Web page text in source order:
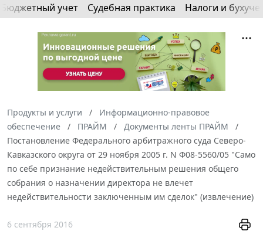
Бюджетный учет Судебная практика Налоги и
Продукты и услуги
Информационно-правовое
обеспечение
ПРАЙМ
Документы ленты ПРАЙМ
Постановление Федерального арбитражного суда Северо-
Кавказского округа от 29 ноября 2005 г. N Ф08-5560/05 "Само
по себе признание недействительным решения общего
собрания о назначении директора не влечет
недействительности заключенным им сделок" (извлечение)
6 сентября 2016